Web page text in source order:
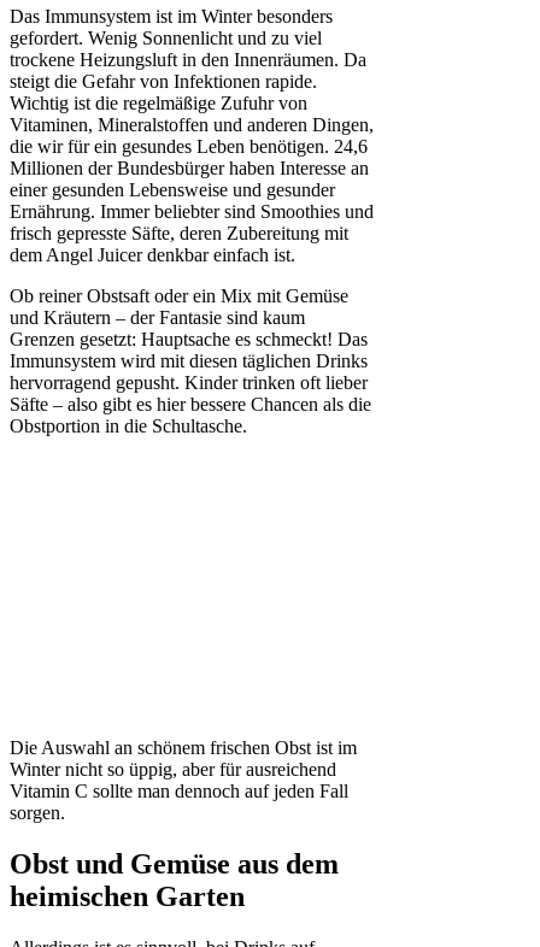
Das Immunsystem ist im Winter besonders
gefordert. Wenig Sonnenlicht und zu viel
trockene Heizungsluft in den Innenräumen. Da
steigt die Gefahr von Infektionen rapide.
Wichtig ist die regelmäßige Zufuhr von
Vitaminen, Mineralstoffen und anderen Dingen,
die wir für ein gesundes Leben benötigen. 24,6
Millionen der Bundesbürger haben Interesse an
einer gesunden Lebensweise und gesunder
Ernährung. Immer beliebter sind Smoothies und
frisch gepresste Säfte, deren Zubereitung mit
dem Angel Juicer denkbar einfach ist.
Ob reiner Obstsaft oder ein Mix mit Gemüse
und Kräutern – der Fantasie sind kaum
Grenzen gesetzt: Hauptsache es schmeckt! Das
Immunsystem wird mit diesen täglichen Drinks
hervorragend gepusht. Kinder trinken oft lieber
Säfte – also gibt es hier bessere Chancen als die
Obstportion in die Schultasche.
Die Auswahl an schönem frischen Obst ist im
Winter nicht so üppig, aber für ausreichend
Vitamin C sollte man dennoch auf jeden Fall
sorgen.
Obst und Gemüse aus dem
heimischen Garten